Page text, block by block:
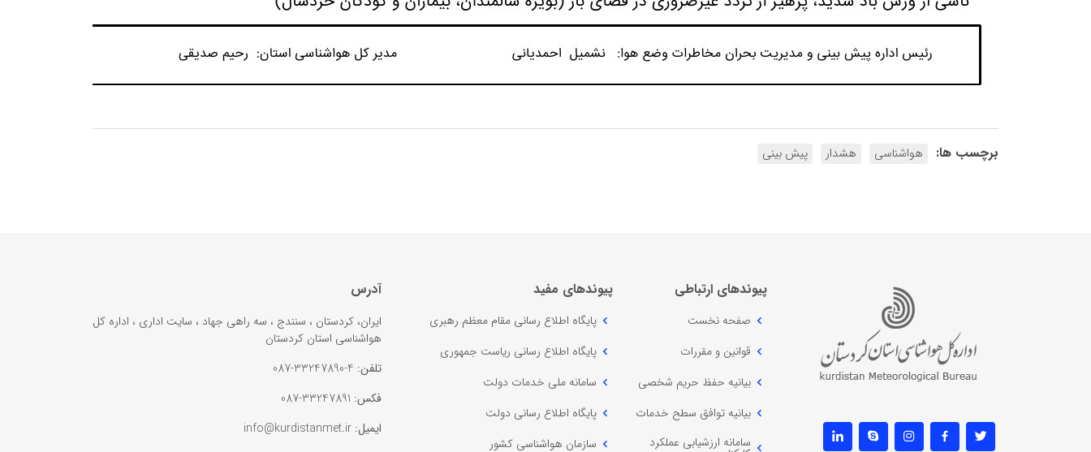
برچسب ها: هواشناسی هشدار پیش بینی
پیوندهای ارتباطی
صفحه نخست
قوانین و مقررات
بیانیه حفظ حریم شخصی
بیانیه توافق سطح خدمات
سامانه ارزشیابی عملکرد
پیوندهای مفید
پایگاه اطلاع رسانی مقام معظم رهبری
پایگاه اطلاع رسانی ریاست جمهوری
سامانه ملی خدمات دولت
پایگاه اطلاع رسانی دولت
سازمان هواشناسی کشور
آدرس
ایران، کردستان ، سنندج ، سه راهی جهاد ، سایت اداری ، اداره کل
هواشناسی استان کردستان
تلفن:
فکس:
ایمیل: